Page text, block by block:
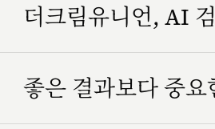
더크림유니언, AI
좋은 결과보다 중